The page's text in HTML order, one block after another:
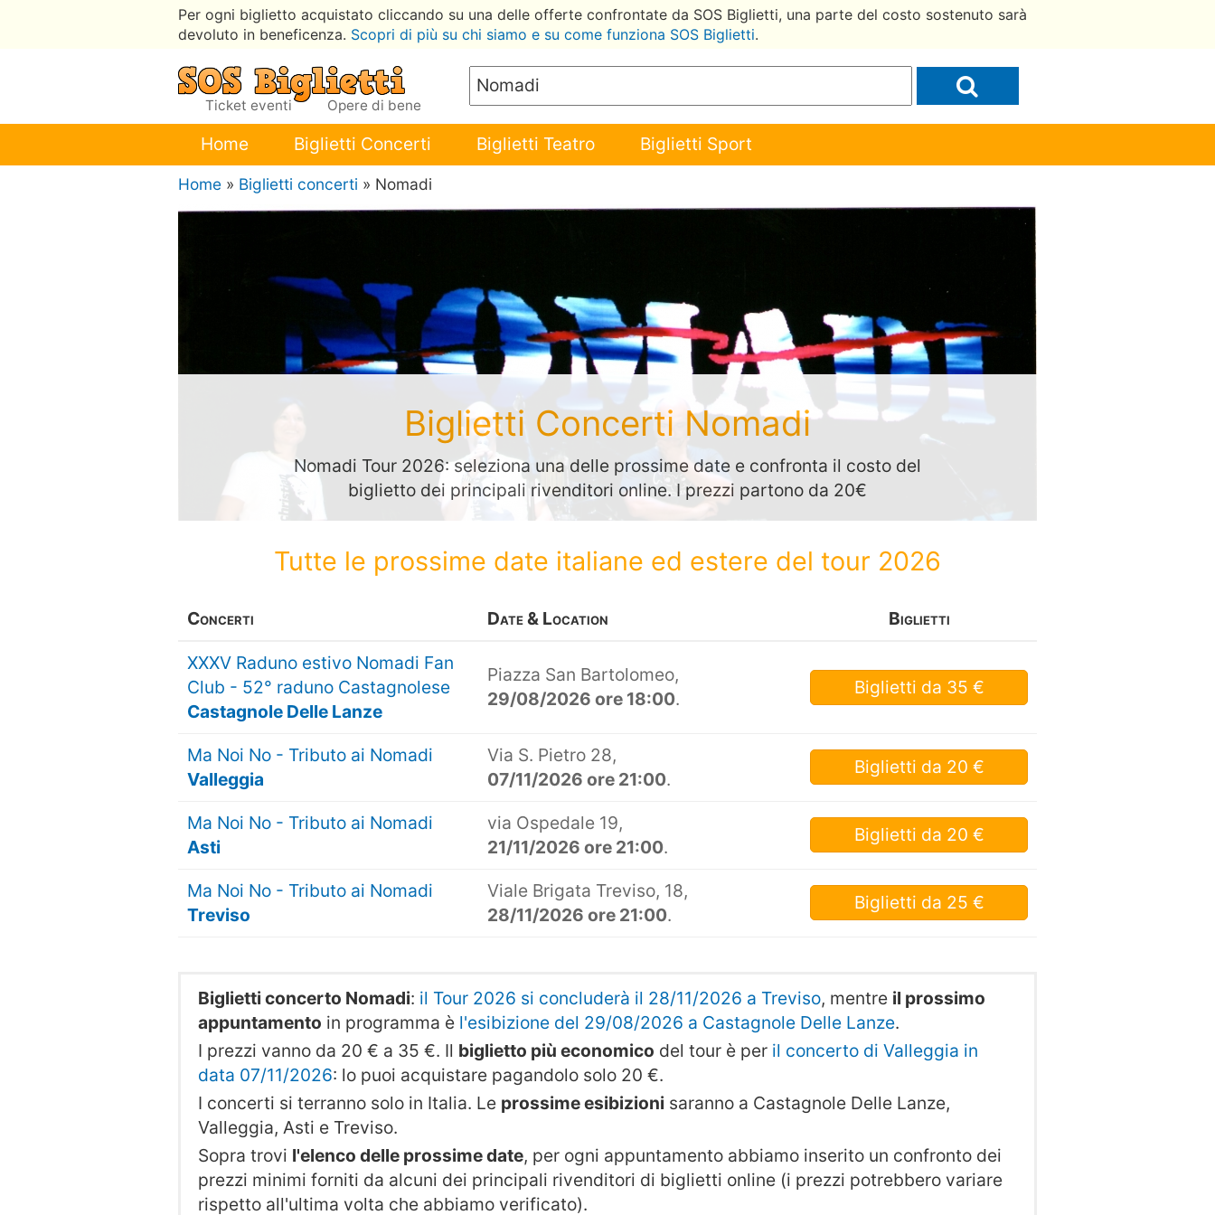
Per ogni biglietto acquistato cliccando su una delle offerte confrontate da SOS Biglietti, una parte del costo sostenuto sarà
devoluto in beneficenza. Scopri di più su chi siamo e su come funziona SOS Biglietti.
Ticket eventi Opere di bene
Home Biglietti Concerti Biglietti Teatro Biglietti Sport
Home » Biglietti concerti » Nomadi
Biglietti Concerti Nomadi
Nomadi Tour 2026: seleziona una delle prossime date e confronta il costo del
biglietto dei principali rivenditori online. I prezzi partono da 20€
Tutte le prossime date italiane ed estere del tour 2026
Concerti Date & Location Biglietti
XXXV Raduno estivo Nomadi Fan
Club - 52° raduno Castagnolese
Castagnole Delle Lanze
Piazza San Bartolomeo,
29/08/2026 ore 18:00.
Biglietti da 35 €
Ma Noi No - Tributo ai Nomadi
Valleggia
Via S. Pietro 28,
07/11/2026 ore 21:00.
Biglietti da 20 €
Ma Noi No - Tributo ai Nomadi
Asti
via Ospedale 19,
21/11/2026 ore 21:00.
Biglietti da 20 €
Ma Noi No - Tributo ai Nomadi
Treviso
Viale Brigata Treviso, 18,
28/11/2026 ore 21:00.
Biglietti da 25 €
Biglietti concerto Nomadi: il Tour 2026 si concluderà il 28/11/2026 a Treviso, mentre il prossimo
appuntamento in programma è l'esibizione del 29/08/2026 a Castagnole Delle Lanze.
I prezzi vanno da 20 € a 35 €. Il biglietto più economico del tour è per il concerto di Valleggia in
data 07/11/2026: lo puoi acquistare pagandolo solo 20 €.
I concerti si terranno solo in Italia. Le prossime esibizioni saranno a Castagnole Delle Lanze,
Valleggia, Asti e Treviso.
Sopra trovi l'elenco delle prossime date, per ogni appuntamento abbiamo inserito un confronto dei
prezzi minimi forniti da alcuni dei principali rivenditori di biglietti online (i prezzi potrebbero variare
rispetto all'ultima volta che abbiamo verificato).